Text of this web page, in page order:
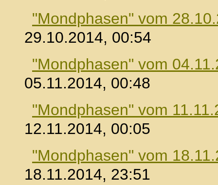
"Mondphasen" vom
29.10.2014, 00:54
"Mondphasen" vom
05.11.2014, 00:48
"Mondphasen" vom
12.11.2014, 00:05
"Mondphasen" vom
18.11.2014, 23:51